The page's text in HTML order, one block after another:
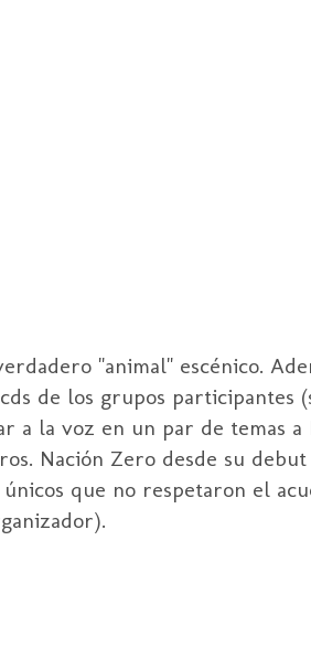
"animal" escénico.
cds de los grupos participantes
a la voz en un par de temas a
Nación Zero desde su debut
que no respetaron el